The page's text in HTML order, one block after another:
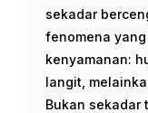
sekadar
fenomena
kenyamanan:
langit,
Bukan sekadar